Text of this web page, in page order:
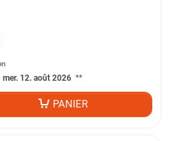
mer. 12. août 2026 **
PANIER